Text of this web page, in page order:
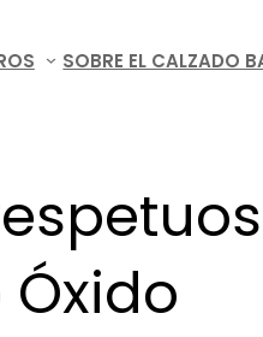
SOBRE EL CALZADO